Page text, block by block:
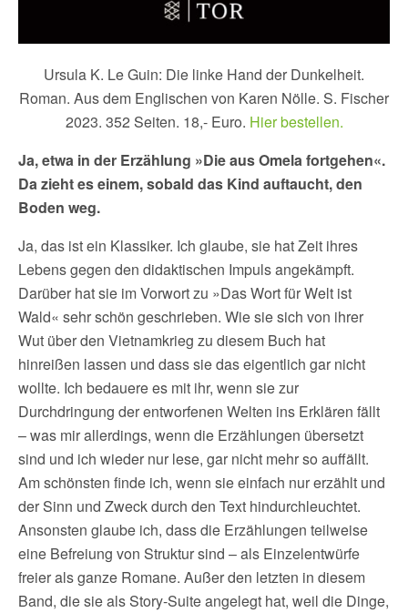
Ursula K. Le Guin: Die linke Hand der Dunkelheit.
Roman. Aus dem Englischen von Karen Nölle. S. Fischer
2023. 352 Seiten. 18,- Euro. Hier bestellen.
Ja, etwa in der Erzählung »Die aus Omela fortgehen«.
Da zieht es einem, sobald das Kind auftaucht, den
Boden weg.
Ja, das ist ein Klassiker. Ich glaube, sie hat Zeit ihres
Lebens gegen den didaktischen Impuls angekämpft.
Darüber hat sie im Vorwort zu »Das Wort für Welt ist
Wald« sehr schön geschrieben. Wie sie sich von ihrer
Wut über den Vietnamkrieg zu diesem Buch hat
hinreißen lassen und dass sie das eigentlich gar nicht
wollte. Ich bedauere es mit ihr, wenn sie zur
Durchdringung der entworfenen Welten ins Erklären fällt
– was mir allerdings, wenn die Erzählungen übersetzt
sind und ich wieder nur lese, gar nicht mehr so auffällt.
Am schönsten finde ich, wenn sie einfach nur erzählt und
der Sinn und Zweck durch den Text hindurchleuchtet.
Ansonsten glaube ich, dass die Erzählungen teilweise
eine Befreiung von Struktur sind – als Einzelentwürfe
freier als ganze Romane. Außer den letzten in diesem
Band, die sie als Story-Suite angelegt hat, weil die Dinge,